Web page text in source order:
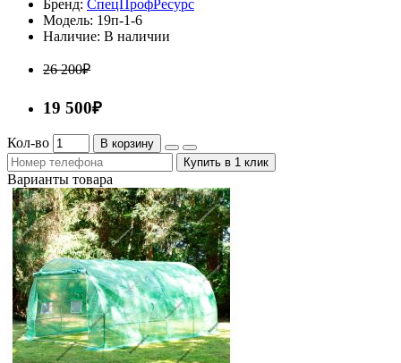
Бренд: СпецПрофРесурс
Модель: 19п-1-6
Наличие: В наличии
26 200₽
19 500₽
Кол-во
В корзину
Купить в 1 клик
Варианты товара